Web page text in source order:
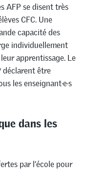
AFP se disent très
CFC. Une
capacité des
individuellement
apprentissage. Le
déclarent être
les enseignant·e·s
dans les
par l’école pour